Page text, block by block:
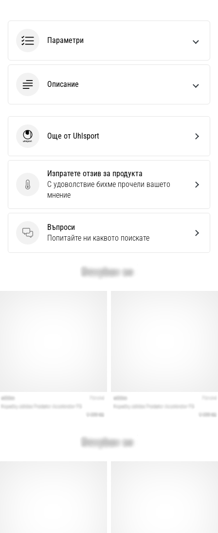
Параметри
Описание
Изпратете отзив за продукта
Изпратете отзив за продукта
С удоволствие бихме прочели вашето
мнение
Въпроси
Въпроси
Попитайте ни каквото поискате
UhlsportОще от Uhlsport